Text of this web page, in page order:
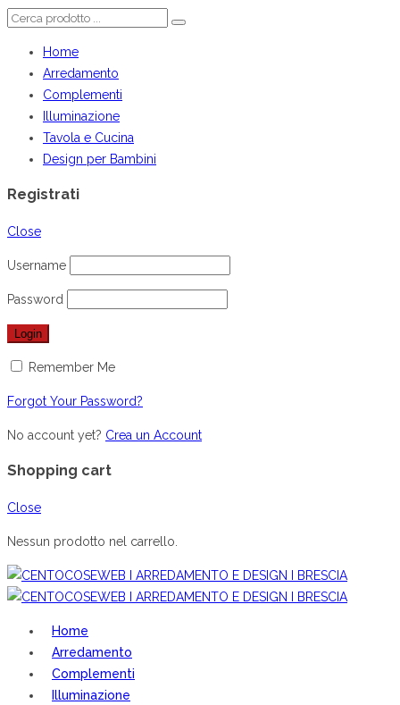
Home
Arredamento
Complementi
Illuminazione
Tavola e Cucina
Design per Bambini
Registrati
Close
Username
Password
Remember Me
Forgot Your Password?
No account yet? Crea un Account
Shopping cart
Close
Nessun prodotto nel carrello.
Home
Arredamento
Complementi
Illuminazione